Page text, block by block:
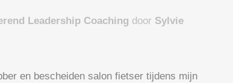
Leadership Coaching door Sylvie
en bescheiden salon fietser tijdens mijn